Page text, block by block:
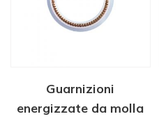
Guarnizioni
energizzate da molla